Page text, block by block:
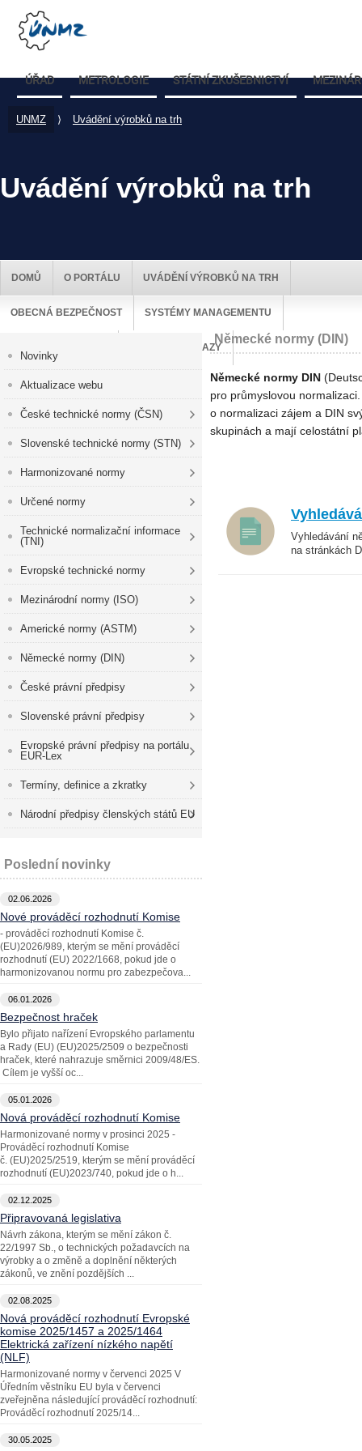
ÚŘAD METROLOGIE STÁTNÍ ZKUŠEBNICTVÍ
UNMZ ⟩ Uvádění výrobků na trh
Uvádění výrobků na trh
DOMŮ O PORTÁLU UVÁDĚNÍ VÝROBKŮ NA TRH
OBECNÁ BEZPEČNOST SYSTÉMY MANAGEMENTU
UŽITEČNÉ ODKAZY
Novinky
Aktualizace webu
České technické normy (ČSN)
Slovenské technické normy (STN)
Harmonizované normy
Určené normy
Technické normalizační informace
(TNI)
Evropské technické normy
Mezinárodní normy (ISO)
Americké normy (ASTM)
Německé normy (DIN)
České právní předpisy
Slovenské právní předpisy
Evropské právní předpisy na portálu
EUR-Lex
Termíny, definice a zkratky
Národní předpisy členských států EU
Poslední novinky
02.06.2026
Nové prováděcí rozhodnutí Komise
- prováděcí rozhodnutí Komise č.
(EU)2026/989, kterým se mění prováděcí
rozhodnutí (EU) 2022/1668, pokud jde o
harmonizovanou normu pro zabezpečova...
06.01.2026
Bezpečnost hraček
Bylo přijato nařízení Evropského parlamentu
a Rady (EU) (EU)2025/2509 o bezpečnosti
hraček, které nahrazuje směrnici 2009/48/ES.
Cílem je vyšší oc...
05.01.2026
Nová prováděcí rozhodnutí Komise
Harmonizované normy v prosinci 2025 -
Prováděcí rozhodnutí Komise
č. (EU)2025/2519, kterým se mění prováděcí
rozhodnutí (EU)2023/740, pokud jde o h...
02.12.2025
Připravovaná legislativa
Návrh zákona, kterým se mění zákon č.
22/1997 Sb., o technických požadavcích na
výrobky a o změně a doplnění některých
zákonů, ve znění pozdějších ...
02.08.2025
Nová prováděcí rozhodnutí Evropské
komise 2025/1457 a 2025/1464
Elektrická zařízení nízkého napětí
(NLF)
Harmonizované normy v červenci 2025 V
Úředním věstníku EU byla v červenci
zveřejněna následující prováděcí rozhodnutí:
Prováděcí rozhodnutí 2025/14...
30.05.2025
Německé normy (DIN)
Německé normy DIN
pro průmyslovou
o normalizaci zájem a DIN
skupinách a mají celostátní
Vyhledávání
na stránkách